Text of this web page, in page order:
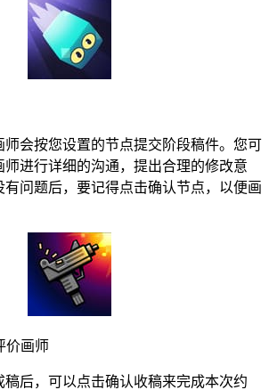
会按您设置的节点提交阶段稿件。您可
师进行详细的沟通，提出合理的修改意
有问题后，要记得点击确认节点，以便画
画师
后，可以点击确认收稿来完成本次约